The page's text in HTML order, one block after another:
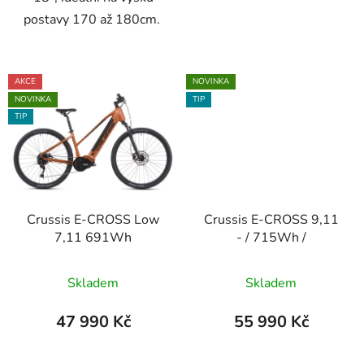
postavy 170 až 180cm.
AKCE
NOVINKA
TIP
Crussis E-CROSS Low
7,11 691Wh
Skladem
47 990 Kč
NOVINKA
TIP
Crussis E-CROSS 9,11
- / 715Wh /
Skladem
55 990 Kč